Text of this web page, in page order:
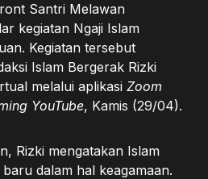
Santri Melawan
kegiatan Ngaji Islam
Kegiatan tersebut
Islam Bergerak Rizki
melalui aplikasi Zoom
YouTube, Kamis (29/04).
Rizki mengatakan Islam
dalam hal keagamaan.